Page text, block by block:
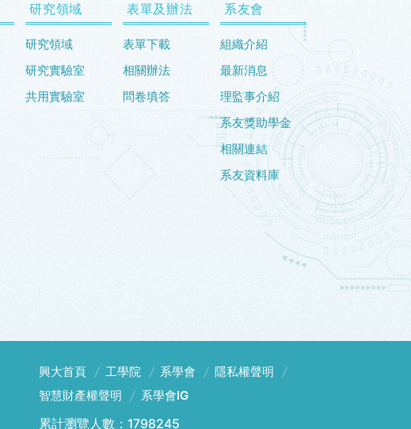
研究領域
研究領域
研究實驗室
共用實驗室
表單及辦法
表單下載
相關辦法
問卷填答
系友會
組織介紹
最新消息
理監事介紹
系友獎助學金
相關連結
系友資料庫
興大首頁 工學院 系學會
隱私權聲明
智慧財產權聲明
系學會IG
累計瀏覽人數：1798245